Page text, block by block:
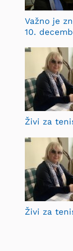
Važno je
10.
Živi za
Živi za